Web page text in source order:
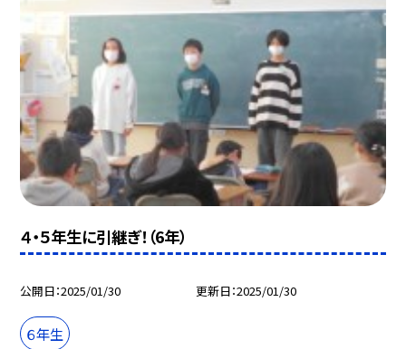
４・５年生に引継ぎ！（6年）
公開日 2025/01/30 更新日 2025/01/30
６年生